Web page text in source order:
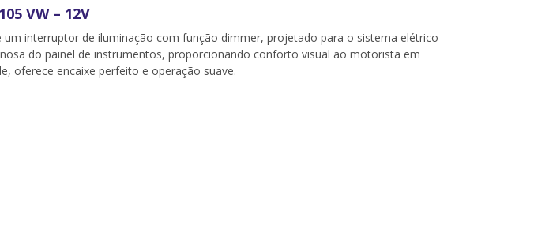
VW – 12V
um interruptor de iluminação com função dimmer, projetado para o sistema elétrico
do painel de instrumentos, proporcionando conforto visual ao motorista em
oferece encaixe perfeito e operação suave.